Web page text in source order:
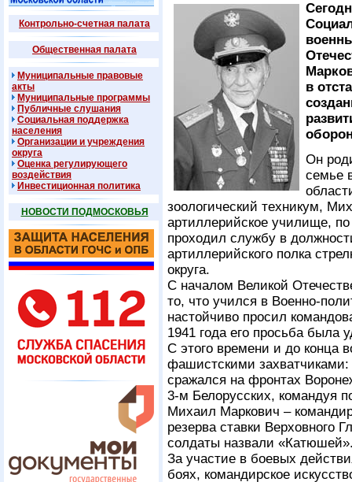
Контрольно-счетная палата
Общественная палата
Муниципальные правовые
акты
Муниципальные программы
Публичные слушания
Социальная поддержка
населения
Организации и учреждения
округа
Оценка регулирующего
воздействия
Инвестиционная политика
НОВОСТИ ПОДМОСКОВЬЯ
в
Он
семье
зоологический техникум,
артиллерийское училище, по
проходил службу в
артиллерийского полка
округа.
С началом Великой
то, что учился в Военно-
настойчиво просил
1941 года его просьба была
С этого времени и до конца
фашистскими
сражался на фронтах
3-м Белорусских, командуя
Михаил Маркович –
резерва ставки Верховного
солдаты назвали
За участие в боевых
боях, командирское